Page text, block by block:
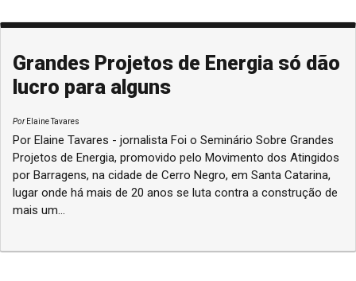
Grandes Projetos de Energia só dão
lucro para alguns
PorElaine Tavares
Por Elaine Tavares - jornalista Foi o Seminário Sobre Grandes
Projetos de Energia, promovido pelo Movimento dos Atingidos
por Barragens, na cidade de Cerro Negro, em Santa Catarina,
lugar onde há mais de 20 anos se luta contra a construção de
mais um...